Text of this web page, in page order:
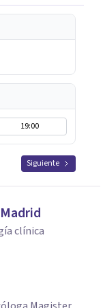
19:00
Siguiente
clínica